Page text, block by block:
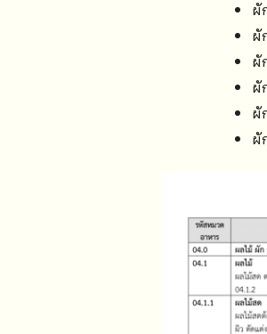
ผั
ผั
ผั
ผั
ผั
ผั